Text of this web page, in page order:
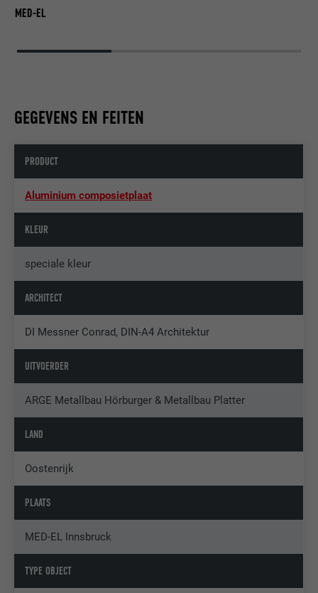
MED-EL
GEGEVENS EN FEITEN
PRODUCT
Aluminium composietplaat
KLEUR
speciale kleur
ARCHITECT
DI Messner Conrad, DIN-A4 Architektur
UITVOERDER
ARGE Metallbau Hörburger & Metallbau Platter
LAND
Oostenrijk
PLAATS
MED-EL Innsbruck
TYPE OBJECT